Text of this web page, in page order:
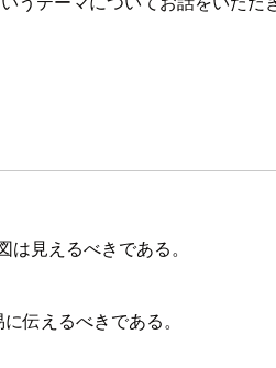
見えるべきである。
伝えるべきである。